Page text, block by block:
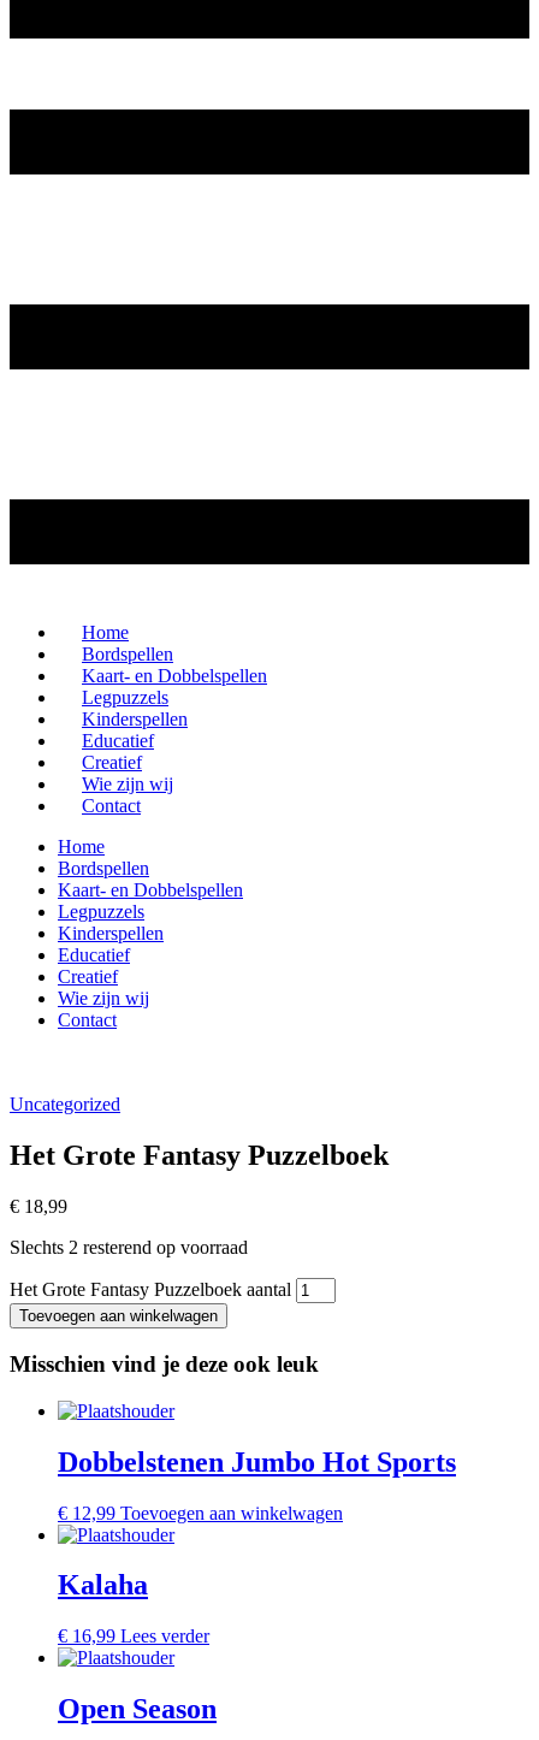
Home
Bordspellen
Kaart- en Dobbelspellen
Legpuzzels
Kinderspellen
Educatief
Creatief
Wie zijn wij
Contact
Home
Bordspellen
Kaart- en Dobbelspellen
Legpuzzels
Kinderspellen
Educatief
Creatief
Wie zijn wij
Contact
Uncategorized
Het Grote Fantasy Puzzelboek
€ 18,99
Slechts 2 resterend op voorraad
Het Grote Fantasy Puzzelboek aantal
Toevoegen aan winkelwagen
Misschien vind je deze ook leuk
Dobbelstenen Jumbo Hot Sports
€ 12,99 Toevoegen aan winkelwagen
Kalaha
€ 16,99 Lees verder
Open Season